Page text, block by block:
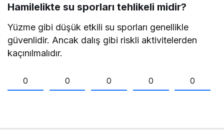
Hamilelikte su sporları tehlikeli midir?
Yüzme gibi düşük etkili su sporları genellikle
güvenlidir. Ancak dalış gibi riskli aktivitelerden
kaçınılmalıdır.
0 0 0 0 0